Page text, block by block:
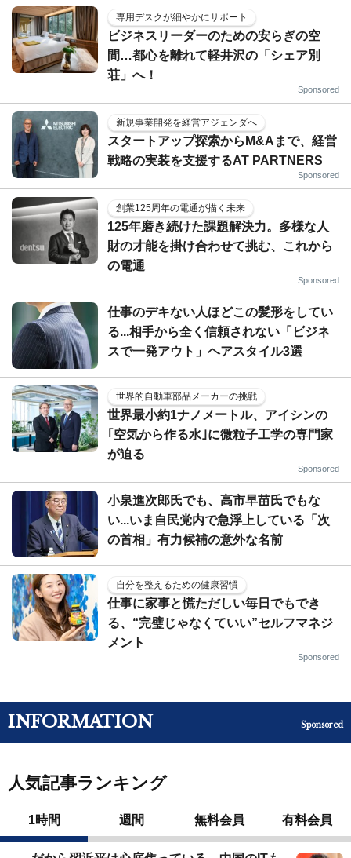
専用デスクが細やかにサポート
ビジネスリーダーのための安らぎの空
間…都心を離れて軽井沢の「シェア別
荘」へ！
Sponsored
新規事業開発を経営アジェンダへ
スタートアップ探索からM&Aまで、経営
戦略の実装を支援するAT PARTNERS
Sponsored
創業125周年の電通が描く未来
125年磨き続けた課題解決力。多様な人
財の才能を掛け合わせて挑む、これから
の電通
Sponsored
仕事のデキない人ほどこの髪形をしてい
る...相手から全く信頼されない「ビジネ
スで一発アウト」ヘアスタイル3選
世界的自動車部品メーカーの挑戦
世界最小約1ナノメートル、アイシンの
｢空気から作る水｣に微粒子工学の専門家
が迫る
Sponsored
小泉進次郎氏でも、高市早苗氏でもな
い...いま自民党内で急浮上している「次
の首相」有力候補の意外な名前
自分を整えるための健康習慣
仕事に家事と慌ただしい毎日でもでき
る、“完璧じゃなくていい”セルフマネジ
メント
Sponsored
INFORMATION Sponsored
人気記事ランキング
1時間 週間 無料会員 有料会員